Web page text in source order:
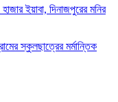
ইয়াবা, দিনাজপুরের মনির
স্কুলছাত্রের মর্মান্তিক